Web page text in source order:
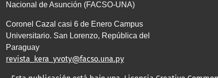
Nacional de Asunción (FACSO-UNA)
Coronel Cazal casi 6 de Enero Campus
Universitario. San Lorenzo, República del
Paraguay
revista_kera_yvoty@facso.una.py